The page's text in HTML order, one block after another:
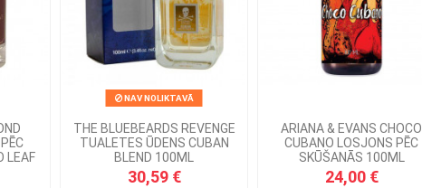
LEAF
NAV NOLIKTAVĀ
THE BLUEBEARDS REVENGE
TUALETES ŪDENS CUBAN
BLEND 100ML
30,59 €
ARIANA & EVANS CHOCO
CUBANO LOSJONS PĒC
SKŪŠANĀS 100ML
24,00 €